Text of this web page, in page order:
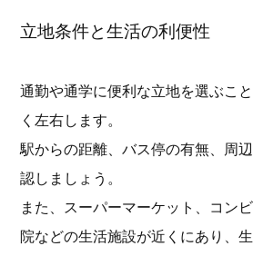
立地条件と生活の利便性
通勤や通学に便利な立地を選ぶこ
く左右します。
駅からの距離、バス停の有無、周
認しましょう。
また、スーパーマーケット、コン
院などの生活施設が近くにあり、